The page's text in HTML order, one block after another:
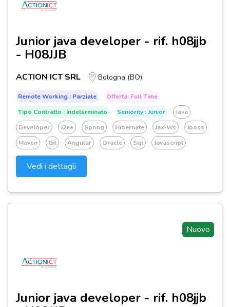
Junior java developer - rif. h08jjb
- H08JJB
ACTION ICT SRL Bologna (BO)
Remote Working : Parziale
Offerta: Full Time
Tipo Contratto : Indeterminato
Seniority : Junior
Java
Developer
J2ee Spring Hibernate Jax-Ws
Jboss
Maven
Git Angular Oracle Sql Javascript
Vedi i dettagli
Nuovo
Junior java developer - rif. h08jjb